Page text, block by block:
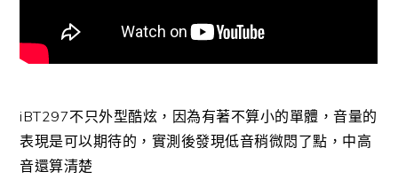
iBT297不只外型酷炫，因為有著不算小的單體，音量的
表現是可以期待的，實測後發現低音稍微悶了點，中高
音還算清楚